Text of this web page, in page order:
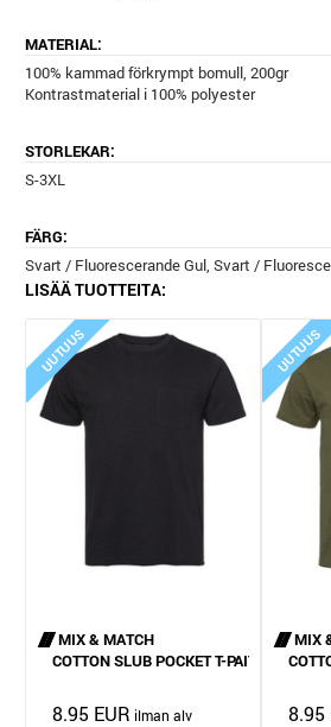
MATERIAL:
100% kammad förkrympt bomull, 200gr
Kontrastmaterial i 100% polyester
STORLEKAR:
S-3XL
FÄRG:
Svart / Fluorescerande Gul, Svart /
LISÄÄ TUOTTEITA:
UUTUUS
MIX & MATCH
COTTON SLUB POCKET T-PAITA
8.95 EUR
UUTUUS
MIX
8.95